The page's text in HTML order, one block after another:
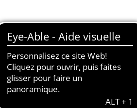
Connexion
pirate fantôme